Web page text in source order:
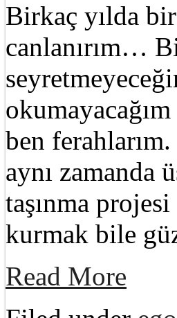
Birkaç yılda
canlanırım…
ben
aynı zamanda
taşınma
kurmak bile
Read More